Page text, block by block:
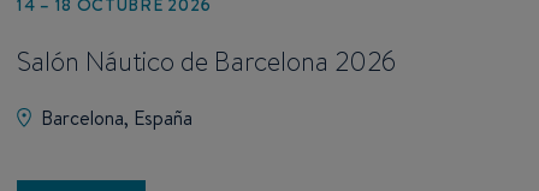
14 – 18 OCTUBRE 2026
Salón Náutico de Barcelona 2026
Barcelona, España